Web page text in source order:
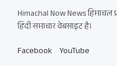
Himachal Now News हिमाचल
हिंदी समाचार वेबसाइट है।
Facebook YouTube